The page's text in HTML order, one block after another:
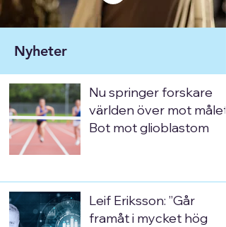
Nyheter
Nu springer forskare
världen över mot målet:
Bot mot glioblastom
Leif Eriksson: ”Går
framåt i mycket hög